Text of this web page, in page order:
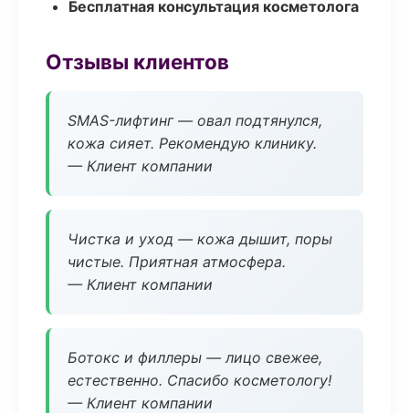
Бесплатная консультация косметолога
Отзывы клиентов
SMAS-лифтинг — овал подтянулся,
кожа сияет. Рекомендую клинику.
— Клиент компании
Чистка и уход — кожа дышит, поры
чистые. Приятная атмосфера.
— Клиент компании
Ботокс и филлеры — лицо свежее,
естественно. Спасибо косметологу!
— Клиент компании